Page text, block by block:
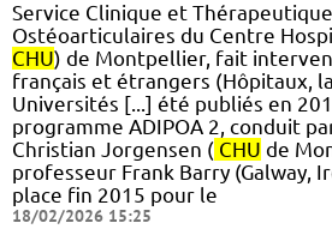
Service Clinique et
Ostéoarticulaires du Centre
CHU) de Montpellier, fait
français et étrangers (Hôpitaux,
Universités [...] été publiés en
programme ADIPOA 2, conduit
Christian Jorgensen ( CHU de
professeur Frank Barry (Galway,
place fin 2015 pour le
18/02/2026 15:25